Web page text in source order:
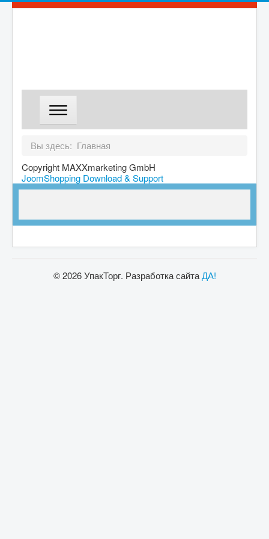
ДОСТАВКА
КОНТАКТЫ
Вы здесь: Главная
Copyright MAXXmarketing GmbH
JoomShopping Download & Support
© 2026 УпакТорг. Разработка сайтаДА!